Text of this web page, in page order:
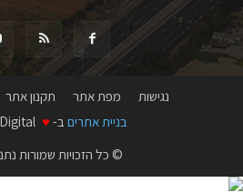
נגישות מפת אתר תקנון אתר
בניית אתרים ב- ♥
© כל הזכויות שמורות